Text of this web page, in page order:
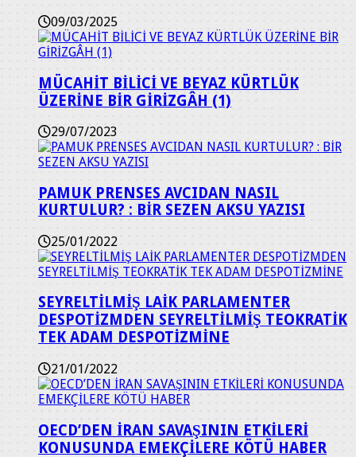
09/03/2025
MÜCAHİT BİLİCİ VE BEYAZ KÜRTLÜK
ÜZERİNE BİR GİRİZGÂH (1)
29/07/2023
PAMUK PRENSES AVCIDAN NASIL
KURTULUR? : BİR SEZEN AKSU YAZISI
25/01/2022
SEYRELTİLMİŞ LAİK PARLAMENTER
DESPOTİZMDEN SEYRELTİLMİŞ TEOKRATİK
TEK ADAM DESPOTİZMİNE
21/01/2022
OECD’DEN İRAN SAVAŞININ ETKİLERİ
KONUSUNDA EMEKÇİLERE KÖTÜ HABER